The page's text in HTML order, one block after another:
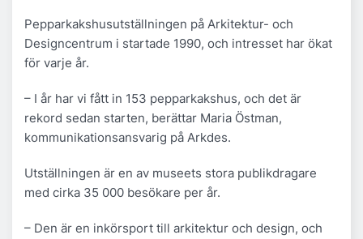
Pepparkakshusutställningen på Arkitektur- och
Designcentrum i startade 1990, och intresset har ökat
för varje år.
– I år har vi fått in 153 pepparkakshus, och det är
rekord sedan starten, berättar Maria Östman,
kommunikationsansvarig på Arkdes.
Utställningen är en av museets stora publikdragare
med cirka 35 000 besökare per år.
– Den är en inkörsport till arkitektur och design, och